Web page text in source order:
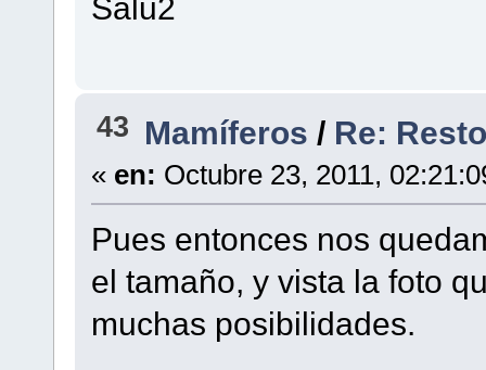
43 Mamíferos / Re:
« en: Octubre 23, 2011,
Pues entonces nos
el tamaño, y vista la foto
muchas posibilidades.